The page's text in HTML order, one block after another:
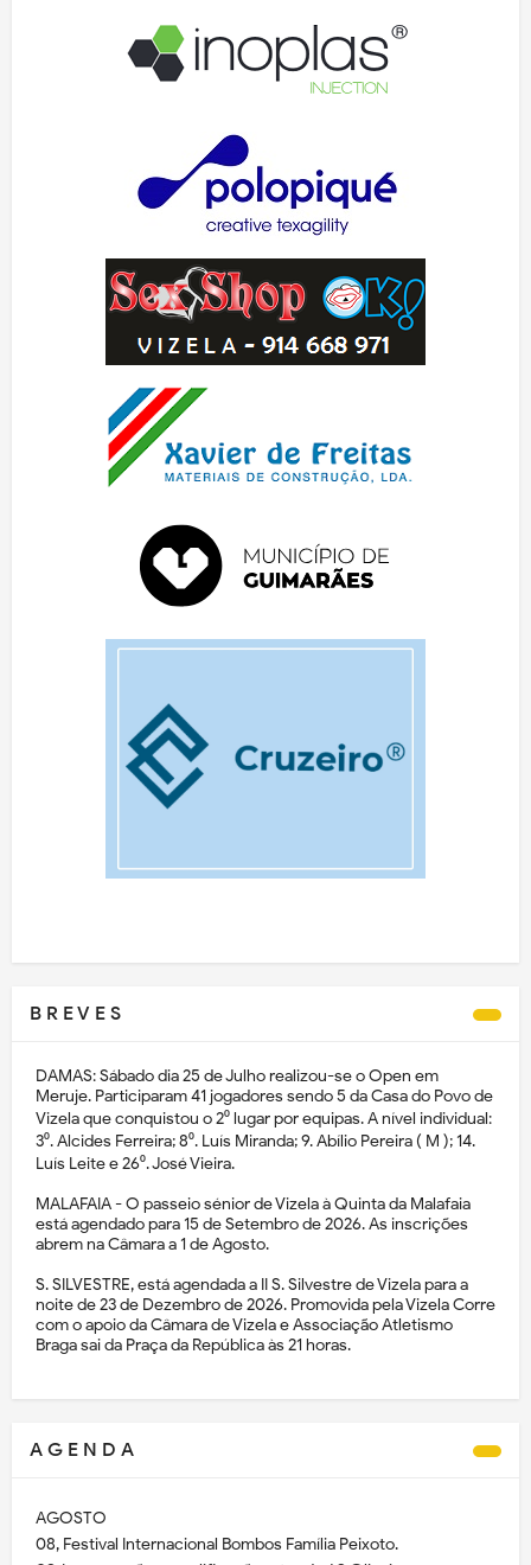
B R E V E S
DAMAS: Sábado dia 25 de Julho realizou-se o Open em
Meruje. Participaram 41 jogadores sendo 5 da Casa do Povo de
Vizela que conquistou o 2⁰ lugar por equipas. A nível individual:
3⁰. Alcides Ferreira; 8⁰. Luís Miranda; 9. Abílio Pereira ( M ); 14.
Luís Leite e 26⁰. José Vieira.
MALAFAIA - O passeio sénior de Vizela à Quinta da Malafaia
está agendado para 15 de Setembro de 2026. As inscrições
abrem na Câmara a 1 de Agosto.
S. SILVESTRE, está agendada a II S. Silvestre de Vizela para a
noite de 23 de Dezembro de 2026. Promovida pela Vizela Corre
com o apoio da Câmara de Vizela e Associação Atletismo
Braga sai da Praça da República às 21 horas.
A G E N D A
AGOSTO
08, Festival Internacional Bombos Família Peixoto.